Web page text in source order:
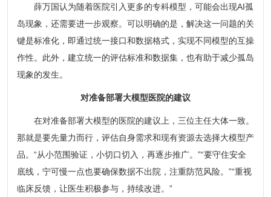
薛万国认为随着医院引入更多的专科模型，可能会出现AI孤
岛现象，还需要进一步观察。可以明确的是，解决这一问题的关
键是标准化，即通过统一接口和数据格式，实现不同模型的互操
作性。此外，建立统一的评估标准和数据集，也有助于减少孤岛
现象的发生。
对准备部署大模型医院的建议
在对准备部署大模型的医院的建议上，三位主任大体一致。
那就是要先量力而行，评估自身需求和现有资源去选择大模型产
品。“从小范围验证，小切口切入，再逐步推广。”“要守住安全
底线，宁可慢一点也要确保数据不出院，注重防范风险。”“重视
临床反馈，让医生积极参与，持续改进。”